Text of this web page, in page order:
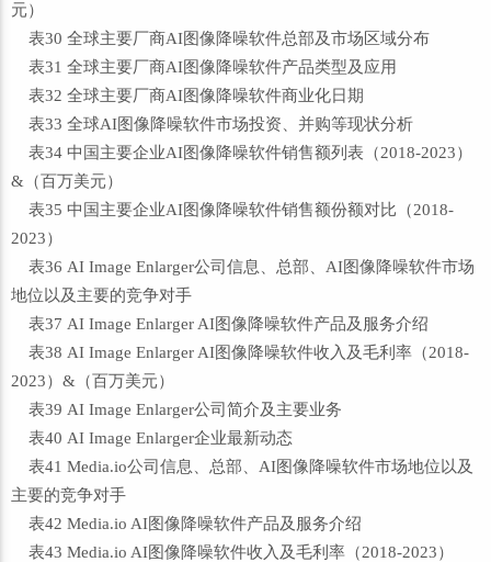
元）
表30 全球主要厂商AI图像降噪软件总部及市场区域分布
表31 全球主要厂商AI图像降噪软件产品类型及应用
表32 全球主要厂商AI图像降噪软件商业化日期
表33 全球AI图像降噪软件市场投资、并购等现状分析
表34 中国主要企业AI图像降噪软件销售额列表（2018-2023）
&（百万美元）
表35 中国主要企业AI图像降噪软件销售额份额对比（2018-
2023）
表36 AI Image Enlarger公司信息、总部、AI图像降噪软件市场
地位以及主要的竞争对手
表37 AI Image Enlarger AI图像降噪软件产品及服务介绍
表38 AI Image Enlarger AI图像降噪软件收入及毛利率（2018-
2023）&（百万美元）
表39 AI Image Enlarger公司简介及主要业务
表40 AI Image Enlarger企业最新动态
表41 Media.io公司信息、总部、AI图像降噪软件市场地位以及
主要的竞争对手
表42 Media.io AI图像降噪软件产品及服务介绍
表43 Media.io AI图像降噪软件收入及毛利率（2018-2023）